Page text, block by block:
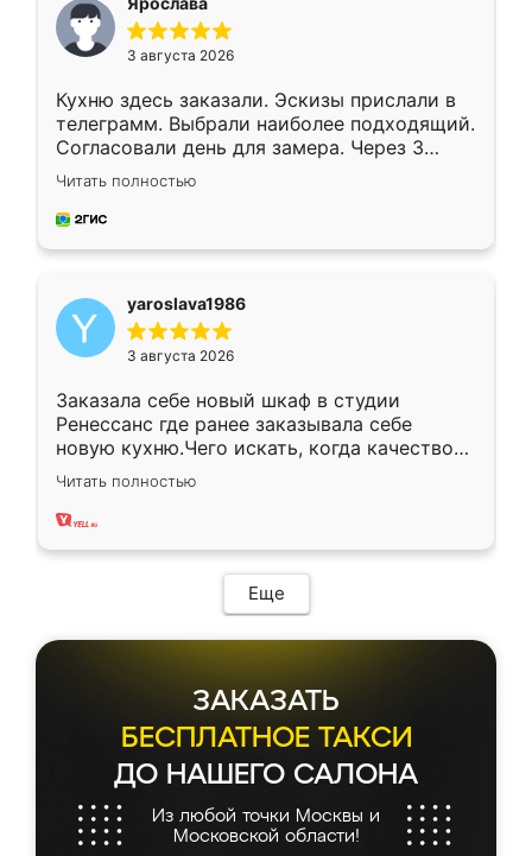
3 августа 2026
Кухню здесь заказали. Эскизы прислали в
телеграмм. Выбрали наиболее подходящий.
Согласовали день для замера. Через 3
недели кухня была уже готова. Остались
довольны работой. Спасибо Ренессанс
мебель за качественную работу!
Читать полностью
yaroslava1986
3 августа 2026
Заказала себе новый шкаф в студии
Ренессанс где ранее заказывала себе
новую кухню.Чего искать, когда качеством
вполне довольна. Служит кухня уже почти
два года, нареканий нет.
Читать полностью
Еще
ЗАКАЗАТЬ
БЕСПЛАТНОЕ ТАКСИ
ДО НАШЕГО САЛОНА
Из любой точки Москвы и
Московской области!